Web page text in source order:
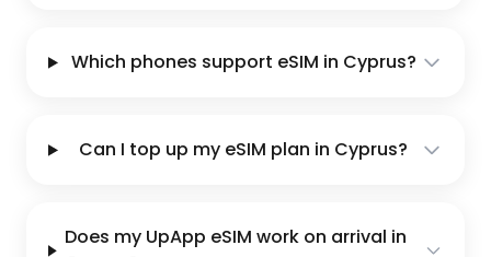
Which phones support eSIM in Cyprus?
Can I top up my eSIM plan in Cyprus?
Does my UpApp eSIM work on arrival in